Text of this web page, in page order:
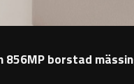
856MP borstad